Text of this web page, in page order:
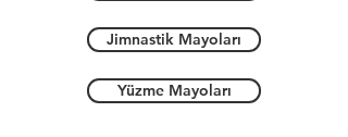
Jimnastik Mayoları
Yüzme Mayoları